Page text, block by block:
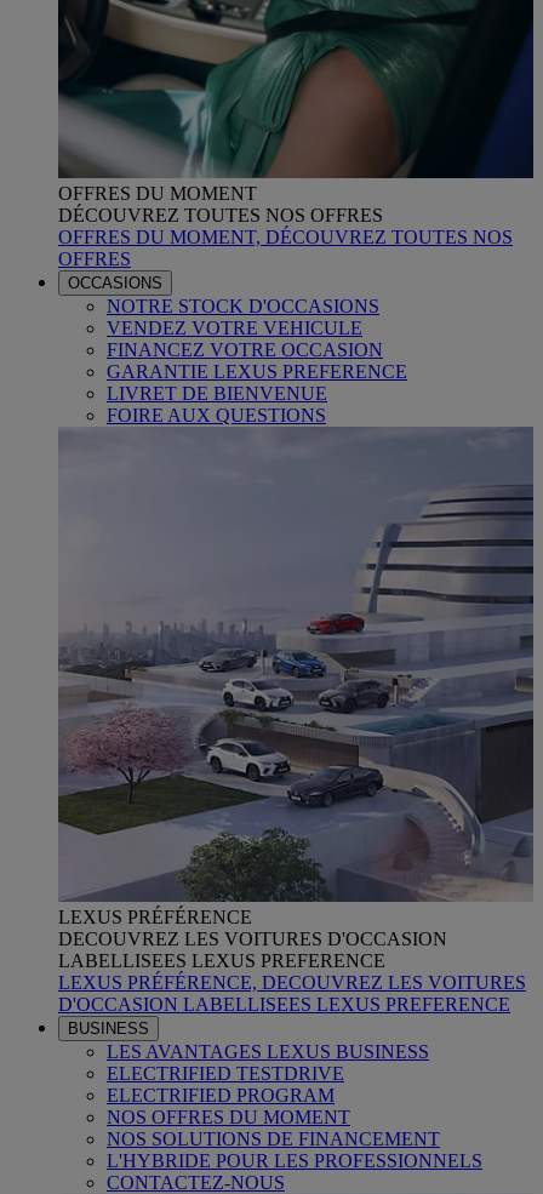
OFFRES DU MOMENT
DÉCOUVREZ TOUTES NOS OFFRES
OFFRES DU MOMENT, DÉCOUVREZ TOUTES NOS
OFFRES
OCCASIONS
NOTRE STOCK D'OCCASIONS
VENDEZ VOTRE VEHICULE
FINANCEZ VOTRE OCCASION
GARANTIE LEXUS PREFERENCE
LIVRET DE BIENVENUE
FOIRE AUX QUESTIONS
LEXUS PRÉFÉRENCE
DECOUVREZ LES VOITURES D'OCCASION
LABELLISEES LEXUS PREFERENCE
LEXUS PRÉFÉRENCE, DECOUVREZ LES VOITURES
D'OCCASION LABELLISEES LEXUS PREFERENCE
BUSINESS
LES AVANTAGES LEXUS BUSINESS
ELECTRIFIED TESTDRIVE
ELECTRIFIED PROGRAM
NOS OFFRES DU MOMENT
NOS SOLUTIONS DE FINANCEMENT
L'HYBRIDE POUR LES PROFESSIONNELS
CONTACTEZ-NOUS